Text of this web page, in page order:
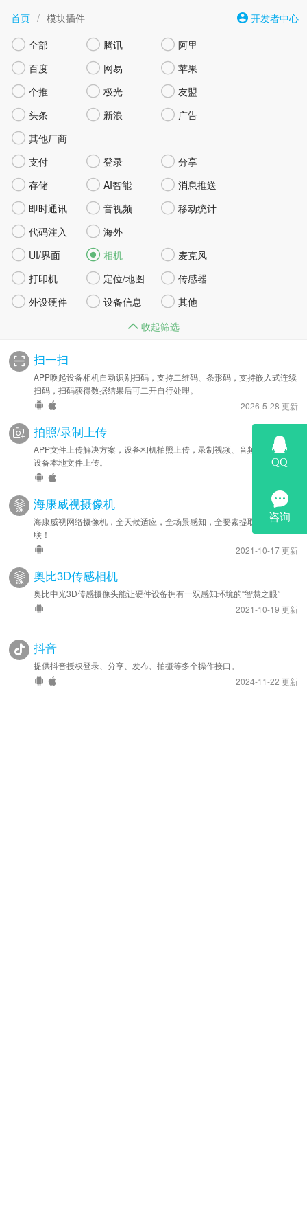
首页 / 模块插件 开发者中心
 全部  腾讯  阿里
 百度  网易  苹果
 个推  极光  友盟
 头条  新浪  广告
 其他厂商
 支付  登录  分享
 存储  AI智能  消息推送
 即时通讯  音视频  移动统计
 代码注入  海外
 UI/界面  相机  麦克风
 打印机  定位/地图  传感器
 外设硬件  设备信息  其他
收起筛选
扫一扫
APP唤起设备相机自动识别扫码，支持二维码、条形码，支持嵌入式连续
扫码，扫码获得数据结果后可二开自行处理。
2026-5-28 更新
拍照/录制上传
APP文件上传解决方案，设备相机拍照上传，录制视频、音频上传，选择
设备本地文件上传。
海康威视摄像机
海康威视网络摄像机，全天候适应，全场景感知，全要素提取，全数据关
联！
2021-10-17 更新
奥比3D传感相机
奥比中光3D传感摄像头能让硬件设备拥有一双感知环境的“智慧之眼”
2021-10-19 更新
抖音
提供抖音授权登录、分享、发布、拍摄等多个操作接口。
2024-11-22 更新